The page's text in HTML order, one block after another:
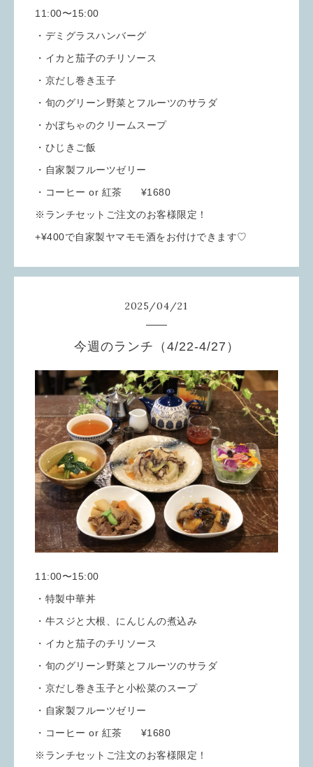
11:00〜15:00
・デミグラスハンバーグ
・イカと茄子のチリソース
・京だし巻き玉子
・旬のグリーン野菜とフルーツのサラダ
・かぼちゃのクリームスープ
・ひじきご飯
・自家製フルーツゼリー
・コーヒー or 紅茶 ¥1680
※ランチセットご注文のお客様限定！
+¥400で自家製ヤマモモ酒をお付けできます♡
2025/04/21
今週のランチ（4/22-4/27）
11:00〜15:00
・特製中華丼
・牛スジと大根、にんじんの煮込み
・イカと茄子のチリソース
・旬のグリーン野菜とフルーツのサラダ
・京だし巻き玉子と小松菜のスープ
・自家製フルーツゼリー
・コーヒー or 紅茶 ¥1680
※ランチセットご注文のお客様限定！